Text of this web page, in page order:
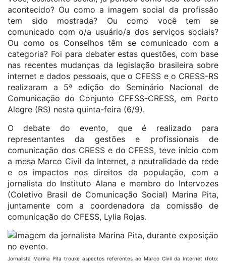
acontecido? Ou como a imagem social da profissão
tem sido mostrada? Ou como você tem se
comunicado com o/a usuário/a dos serviços sociais?
Ou como os Conselhos têm se comunicado com a
categoria? Foi para debater estas questões, com base
nas recentes mudanças da legislação brasileira sobre
internet e dados pessoais, que o CFESS e o CRESS-RS
realizaram a 5ª edição do Seminário Nacional de
Comunicação do Conjunto CFESS-CRESS, em Porto
Alegre (RS) nesta quinta-feira (6/9).
O debate do evento, que é realizado para
representantes da gestões e profissionais de
comunicação dos CRESS e do CFESS, teve início com
a mesa Marco Civil da Internet, a neutralidade da rede
e os impactos nos direitos da população, com a
jornalista do Instituto Alana e membro do Intervozes
(Coletivo Brasil de Comunicação Social) Marina Pita,
juntamente com a coordenadora da comissão de
comunicação do CFESS, Lylia Rojas.
Jornalista Marina Pita trouxe aspectos referentes ao Marco Civil da Internet (foto: